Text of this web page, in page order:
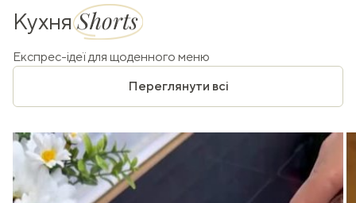
КухняShorts
Експрес-ідеї для щоденного меню
Переглянути всі